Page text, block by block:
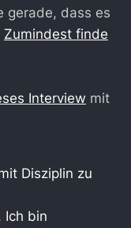
gerade, dass es
Zumindest finde
Interview mit
Disziplin zu
Ich bin